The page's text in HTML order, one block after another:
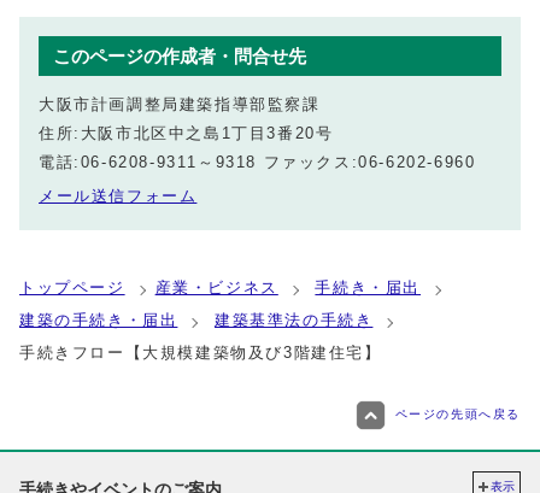
このページの作成者・問合せ先
大阪市計画調整局建築指導部監察課
住所:大阪市北区中之島1丁目3番20号
電話:06-6208-9311～9318 ファックス:06-6202-6960
メール送信フォーム
トップページ 産業・ビジネス
手続き・届出
建築の手続き・届出
建築基準法の手続き
手続きフロー【大規模建築物及び3階建住宅】
ページの先頭へ戻る
表示